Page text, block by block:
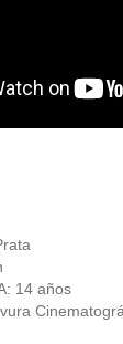
14 años